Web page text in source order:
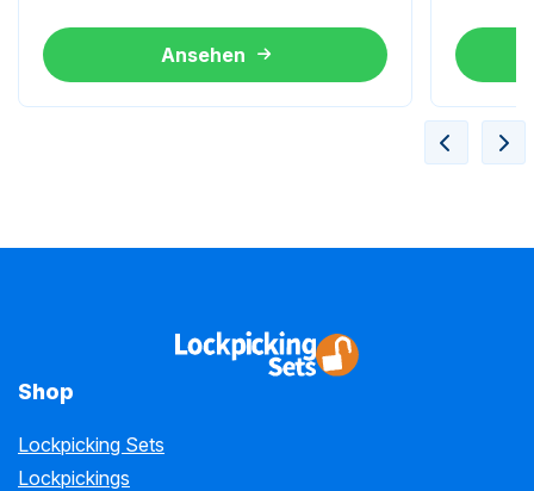
Ansehen
Shop
Lockpicking Sets
Lockpickings